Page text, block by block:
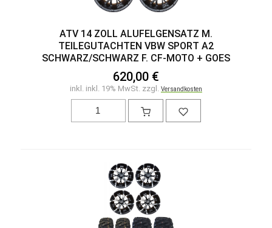
ATV 14 ZOLL ALUFELGENSATZ M.
TEILEGUTACHTEN VBW SPORT A2
SCHWARZ/SCHWARZ F. CF-MOTO + GOES
620,00 €
inkl. inkl. 19% MwSt. zzgl. Versandkosten